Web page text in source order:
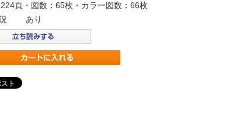
頁・図数：65枚・カラー図数：66枚
あり